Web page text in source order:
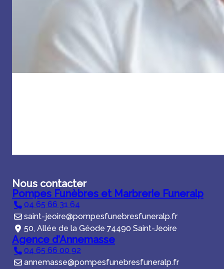
Nous contacter
Pompes Funèbres et Marbrerie Funeralp
04 65 66 31 64
saint-jeoire@pompesfunebresfuneralp.fr
50, Allée de la Géode 74490 Saint-Jeoire
Agence d'Annemasse
04 65 66 00 92
annemasse@pompesfunebresfuneralp.fr